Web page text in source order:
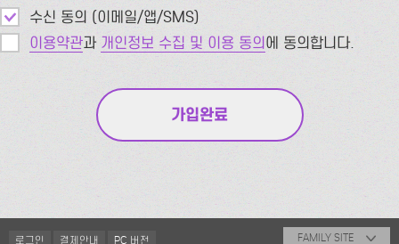
수신 동의 (이메일/앱/SMS)
이용약관과 개인정보 수집 및 이용 동의에 동의합니다.
로그인 결제안내 PC 버전 FAMILY SITE